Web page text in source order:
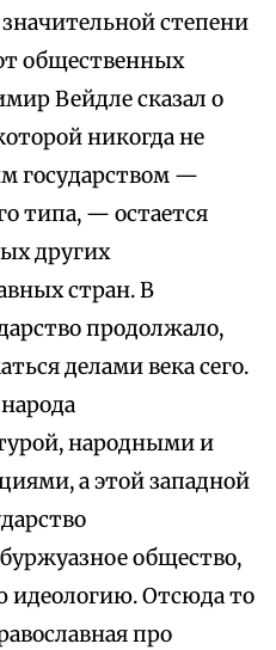
степени
общественных
Вейдле сказал о
никогда не
государством —
типа, — остается
других
стран. В
продолжало,
делами века сего.
народными и
а этой западной
общество,
идеологию. Отсюда то
про